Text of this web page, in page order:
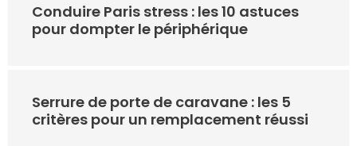
Conduire Paris stress : les 10 astuces
pour dompter le périphérique
Serrure de porte de caravane : les 5
critères pour un remplacement réussi